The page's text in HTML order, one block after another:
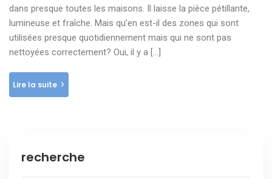
dans presque toutes les maisons. Il laisse la pièce pétillante,
lumineuse et fraîche. Mais qu’en est-il des zones qui sont
utilisées presque quotidiennement mais qui ne sont pas
nettoyées correctement? Oui, il y a […]
Lire la suite
recherche